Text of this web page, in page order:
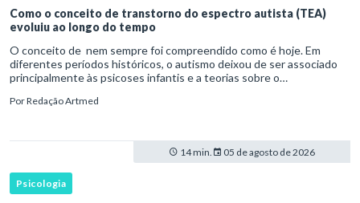
Como o conceito de transtorno do espectro autista (TEA)
evoluiu ao longo do tempo
O conceito de nem sempre foi compreendido como é hoje. Em
diferentes períodos históricos, o autismo deixou de ser associado
principalmente às psicoses infantis e a teorias sobre o
transtorno do des
PorRedação Artmed
14 min. 05 de agosto de 2026
Psicologia